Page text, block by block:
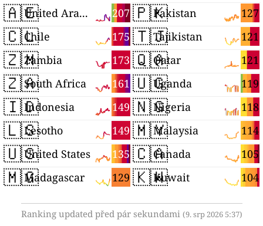
🇦🇪 207
United Arab Emirates
🇨🇱 175
Chile
🇿🇲 173
Zambia
🇿🇦 161
South Africa
🇮🇩 149
Indonesia
🇱🇸 149
Lesotho
🇺🇸 135
United States
🇲🇬 129
Madagascar
🇵🇰 127
Pakistan
🇹🇯 121
Tajikistan
🇶🇦 121
Qatar
🇺🇬 119
Uganda
🇳🇬 118
Nigeria
🇲🇾 114
Malaysia
🇨🇦 105
Canada
🇰🇼 104
Kuwait
Ranking updated před pár sekundami (9. srp 2026 5:37)